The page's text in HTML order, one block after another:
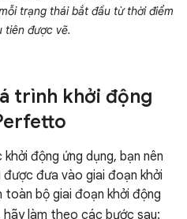
trạng thái bắt đầu từ thời điểm
tiên được vẽ.
trình khởi động
động ứng dụng, bạn nên
đưa vào giai đoạn khởi
bộ giai đoạn khởi động
hãy làm theo các bước sau: